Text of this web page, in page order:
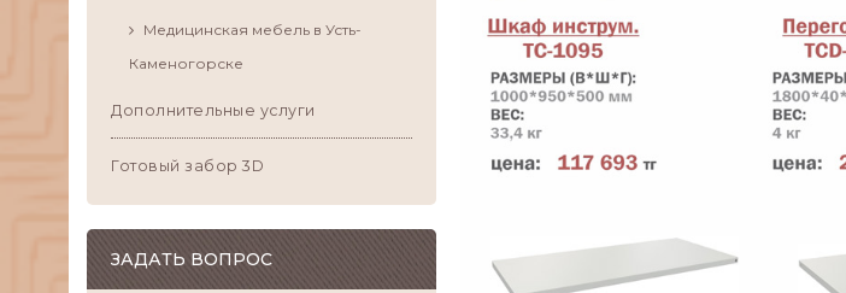
Медицинская мебель в Усть-
Каменогорске
Дополнительные услуги
Готовый забор 3D
ЗАДАТЬ ВОПРОС